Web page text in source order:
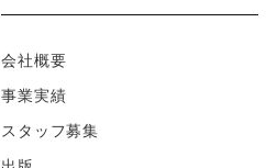
会社概要
事業実績
スタッフ募集